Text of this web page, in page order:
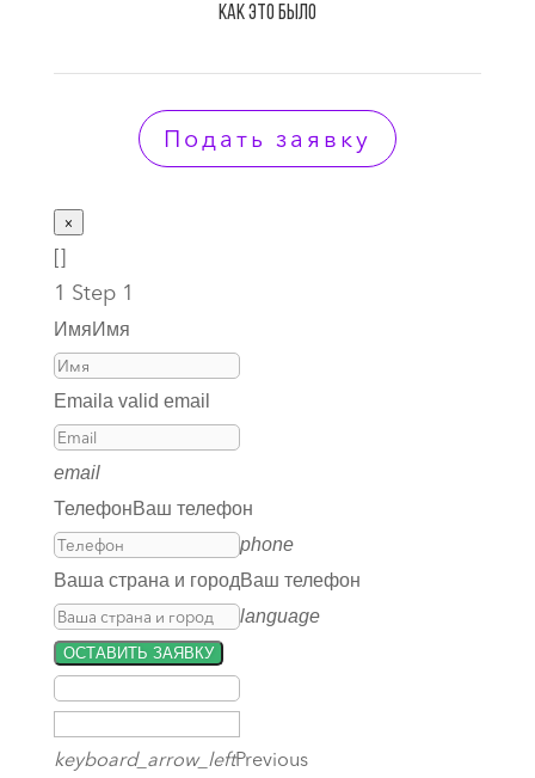
КАК ЭТО БЫЛО
Подать заявку
×
[]
1 Step 1
ИмяИмя
Emaila valid email
email
ТелефонВаш телефон
phone
Ваша страна и городВаш телефон
language
ОСТАВИТЬ ЗАЯВКУ
keyboard_arrow_leftPrevious